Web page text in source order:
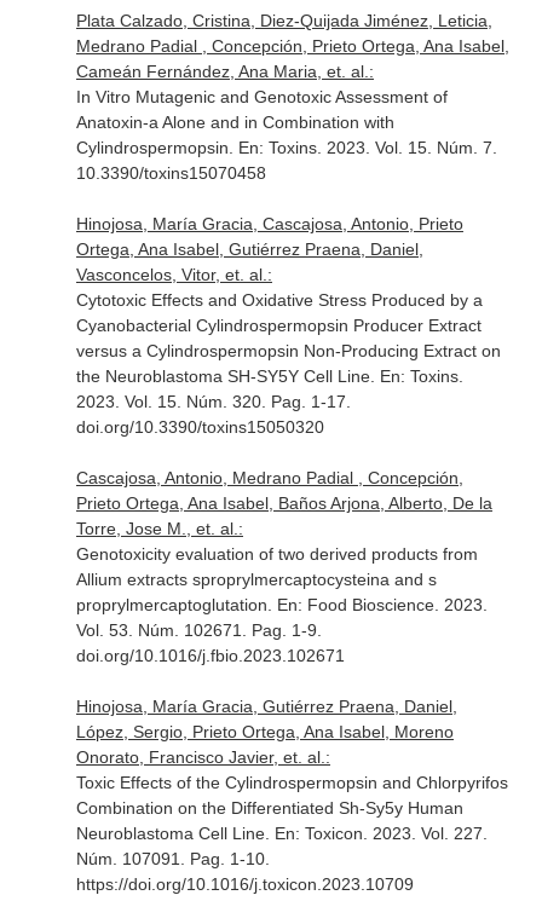
Plata Calzado, Cristina, Diez-Quijada Jiménez, Leticia,
Medrano Padial , Concepción, Prieto Ortega, Ana Isabel,
Cameán Fernández, Ana Maria, et. al.:
In Vitro Mutagenic and Genotoxic Assessment of
Anatoxin-a Alone and in Combination with
Cylindrospermopsin. En: Toxins. 2023. Vol. 15. Núm. 7.
10.3390/toxins15070458
Hinojosa, María Gracia, Cascajosa, Antonio, Prieto
Ortega, Ana Isabel, Gutiérrez Praena, Daniel,
Vasconcelos, Vitor, et. al.:
Cytotoxic Effects and Oxidative Stress Produced by a
Cyanobacterial Cylindrospermopsin Producer Extract
versus a Cylindrospermopsin Non-Producing Extract on
the Neuroblastoma SH-SY5Y Cell Line. En: Toxins.
2023. Vol. 15. Núm. 320. Pag. 1-17.
doi.org/10.3390/toxins15050320
Cascajosa, Antonio, Medrano Padial , Concepción,
Prieto Ortega, Ana Isabel, Baños Arjona, Alberto, De la
Torre, Jose M., et. al.:
Genotoxicity evaluation of two derived products from
Allium extracts sproprylmercaptocysteina and s
proprylmercaptoglutation. En: Food Bioscience. 2023.
Vol. 53. Núm. 102671. Pag. 1-9.
doi.org/10.1016/j.fbio.2023.102671
Hinojosa, María Gracia, Gutiérrez Praena, Daniel,
López, Sergio, Prieto Ortega, Ana Isabel, Moreno
Onorato, Francisco Javier, et. al.:
Toxic Effects of the Cylindrospermopsin and Chlorpyrifos
Combination on the Differentiated Sh-Sy5y Human
Neuroblastoma Cell Line. En: Toxicon . 2023. Vol. 227.
Núm. 107091. Pag. 1-10.
https://doi.org/10.1016/j.toxicon.2023.10709